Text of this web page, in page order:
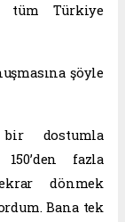
tüm Türkiye
şöyle
bir dostumla
fazla
dönmek
Bana tek